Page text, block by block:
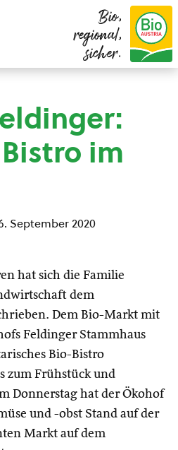
Bio,
regional,
sicher.
im
September 2020
hat sich die Familie
dem
Dem Bio-Markt mit
Feldinger Stammhaus
Bio-Bistro
zum Frühstück und
Donnerstag hat der Ökohof
und -obst Stand auf der
Markt auf dem